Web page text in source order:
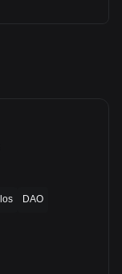
the next leg
DAO